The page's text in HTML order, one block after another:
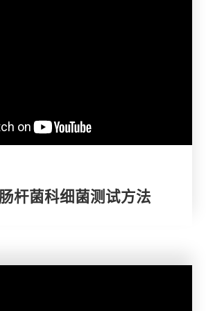
杆菌科细菌测试方法